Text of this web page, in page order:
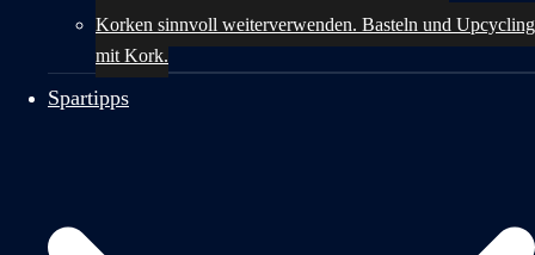
Korken sinnvoll weiterverwenden. Basteln und Upcycling
mit Kork.
Spartipps